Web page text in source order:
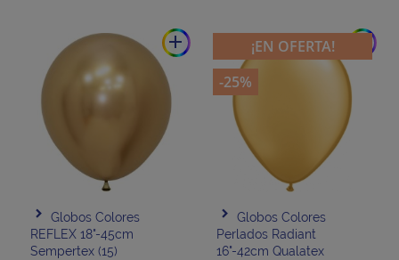
add
Globos Colores
REFLEX 18"-45cm
Sempertex (15)
add
Globos Colores
Perlados Radiant
16"-42cm Qualatex
¡EN OFERTA!
-25%